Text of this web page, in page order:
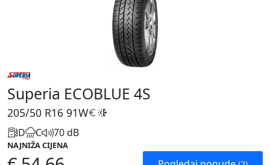
Superia ECOBLUE 4S
205/50 R16 91W
D C 70 dB
NAJNIŽA CIJENA